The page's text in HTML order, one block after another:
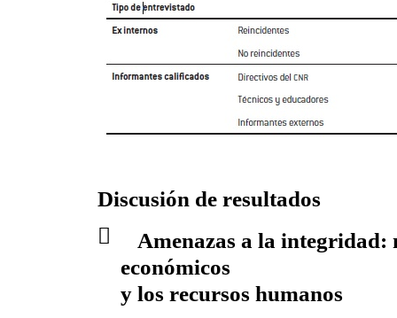
Discusión de resultados
 Amenazas a la integridad:
económicos
y los recursos humanos